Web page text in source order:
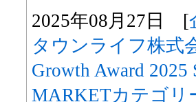
2025年08月27日 [
タウンライフ株式
Growth Award
MARKETカテゴリ